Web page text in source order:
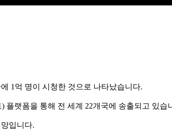
1억 명이 시청한 것으로 나타났습니다.
플랫폼을 통해 전 세계 22개국에 송출되고 있습
입니다.